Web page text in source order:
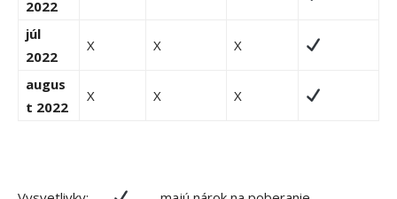
2022
júl
2022
X X X
augus
t 2022
X X X